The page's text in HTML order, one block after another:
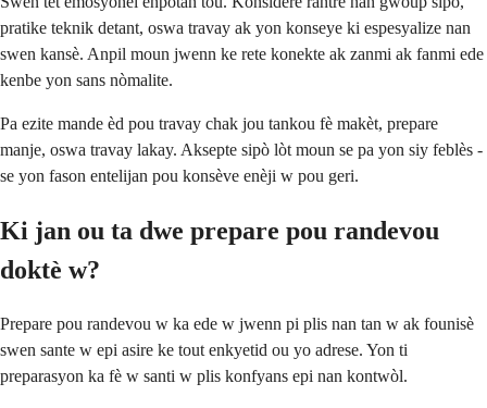
pratike teknik detant, oswa travay ak yon konseye ki espesyalize nan
swen kansè. Anpil moun jwenn ke rete konekte ak zanmi ak fanmi ede
kenbe yon sans nòmalite.
Pa ezite mande èd pou travay chak jou tankou fè makèt, prepare
manje, oswa travay lakay. Aksepte sipò lòt moun se pa yon siy feblès -
se yon fason entelijan pou konsève enèji w pou geri.
Ki jan ou ta dwe prepare pou randevou
doktè w?
Prepare pou randevou w ka ede w jwenn pi plis nan tan w ak founisè
swen sante w epi asire ke tout enkyetid ou yo adrese. Yon ti
preparasyon ka fè w santi w plis konfyans epi nan kontwòl.